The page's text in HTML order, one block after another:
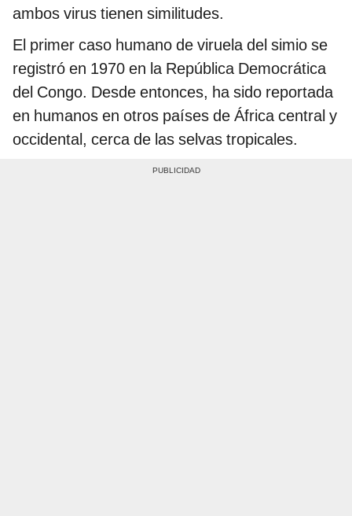
ambos virus tienen similitudes.
El primer caso humano de viruela del simio se
registró en 1970 en la República Democrática
del Congo. Desde entonces, ha sido reportada
en humanos en otros países de África central y
occidental, cerca de las selvas tropicales.